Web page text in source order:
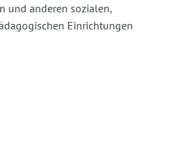
und anderen sozialen,
Einrichtungen